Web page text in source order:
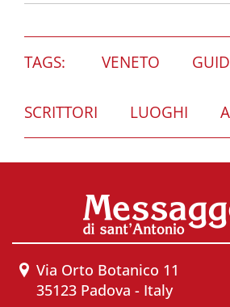
TAGS: VENETO
SCRITTORI LUOGHI
Via Orto Botanico 11
35123 Padova - Italy